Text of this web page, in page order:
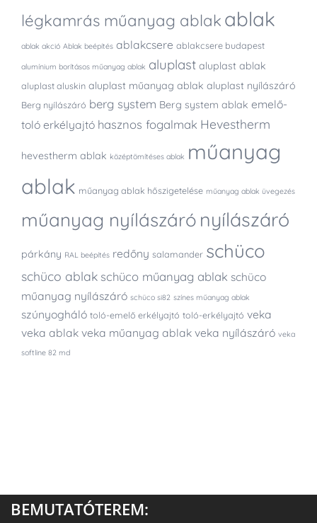
légkamrás műanyag ablak ablak
ablak akció Ablak beépítés ablakcsere ablakcsere budapest
alumínium borításos műanyag ablak aluplast aluplast ablak
aluplast aluskin aluplast műanyag ablak aluplast nyílászáró
Berg nyílászáró berg system Berg system ablak emelő-
toló erkélyajtó hasznos fogalmak Hevestherm
hevestherm ablak középtömítéses ablak műanyag
ablak műanyag ablak hőszigetelése műanyag ablak üvegezés
műanyag nyílászáró nyílászáró
párkány RAL beépítés redőny salamander schüco
schüco ablakschüco műanyag ablak schüco
műanyag nyílászáró schüco si82 színes műanyag ablak
szúnyogháló toló-emelő erkélyajtó toló-erkélyajtó veka
veka ablak veka műanyag ablak veka nyílászáró veka
softline 82 md
BEMUTATÓTEREM: